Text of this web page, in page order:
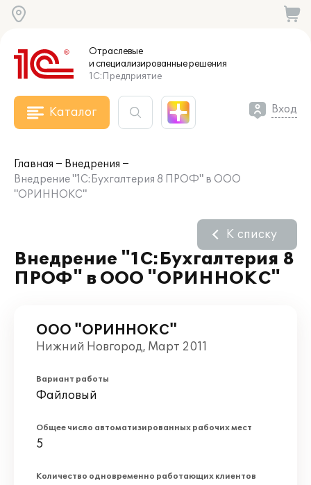
Отраслевые
и специализированныерешения
1С:Предприятие
Каталог Вход
Главная
Внедрения
Внедрение "1С:Бухгалтерия 8 ПРОФ" в ООО
"ОРИННОКС"
Внедрение "1С:Бухгалтерия 8
ПРОФ" в ООО "ОРИННОКС"
К списку
ООО "ОРИННОКС"
Нижний Новгород, Март 2011
Вариант работы
Файловый
Общее число автоматизированных рабочих мест
5
Количество одновременно работающих клиентов